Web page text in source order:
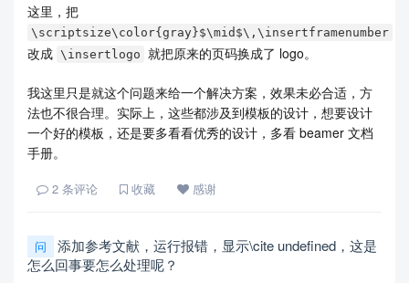
这里，把
\scriptsize\color{gray}$\mid$\,\insertframenumber
改成 \insertlogo 就把原来的页码换成了 logo。
我这里只是就这个问题来给一个解决方案，效果未必合适，方
法也不很合理。实际上，这些都涉及到模板的设计，想要设计
一个好的模板，还是要多看看优秀的设计，多看 beamer 文档
手册。
2 条评论 收藏 感谢
问
添加参考文献，运行报错，显示\cite undefined，这是
怎么回事要怎么处理呢？